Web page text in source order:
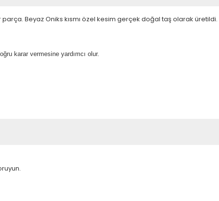
Beyaz Oniks kısmı özel kesim gerçek doğal taş olarak üretildi.
karar vermesine yardımcı olur.